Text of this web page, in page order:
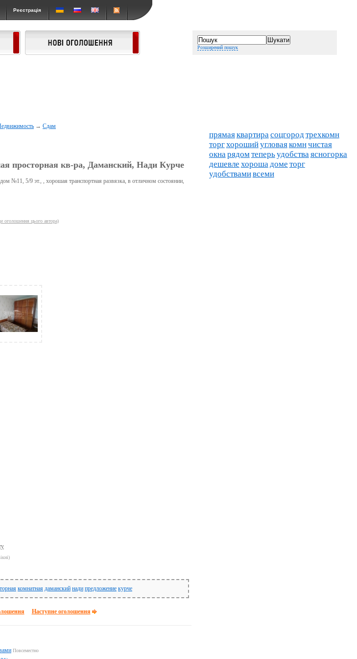
Реєстрація
Розширений пошук
→Сдам
просторная кв-ра, Даманский, Нади Курче
№11, 5/9 эт., , хорошая транспортная развязка, в отличном состоянии,
оголошення цього автора)
комнатная даманский нади предложение курче
Наступне оголошення
Повсеместно
прямаяквартирасоцгородтрехкомн
торгхорошийугловаякомнчистая
окнарядомтеперьудобстваясногорка
дешевле хорошадоме торг
удобствамивсеми